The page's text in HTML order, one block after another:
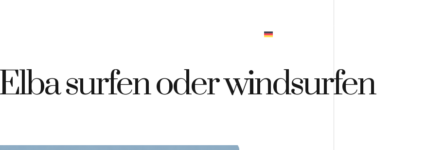
surfen oder windsurfen